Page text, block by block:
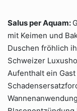
Salus per Aquam:
mit Keimen und
Duschen fröhlich
Schweizer
Aufenthalt ein